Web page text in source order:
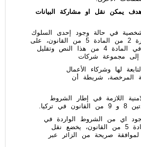
يمكن نقل او مشاركة البيانات
في حالة وجود إحدى السلوك
المحددة في الفقرة 2 من المادة 5 من القانون، على
الأهداف المحددة في المادة 4 من هذا النص وتقليل
إلى مجموعة شركات
لها وشركاء الأعمال
المرخصة، شريطة أن
اللازمة في إطار الشروط
تركيا.
اي من الشروط الواردة في
الفقرة 2 من المادة 5 من القانون، يخضع نقل
لموافقة صريحة من الزائر عبر